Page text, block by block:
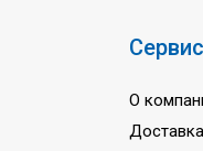
О